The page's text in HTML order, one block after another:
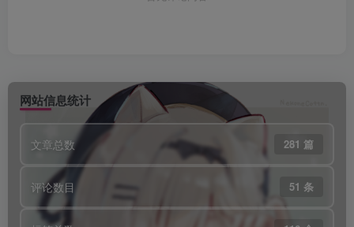
网站信息统计
文章总数 281 篇
评论数目 51 条